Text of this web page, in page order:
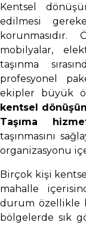
Kentsel
edilmesi
mobilyalar,
taşınma
profesyonel
ekipler büyük
kentsel
Taşıma
taşınmasını
organizasyonu
Birçok kişi
mahalle
durum özellikle
bölgelerde sık